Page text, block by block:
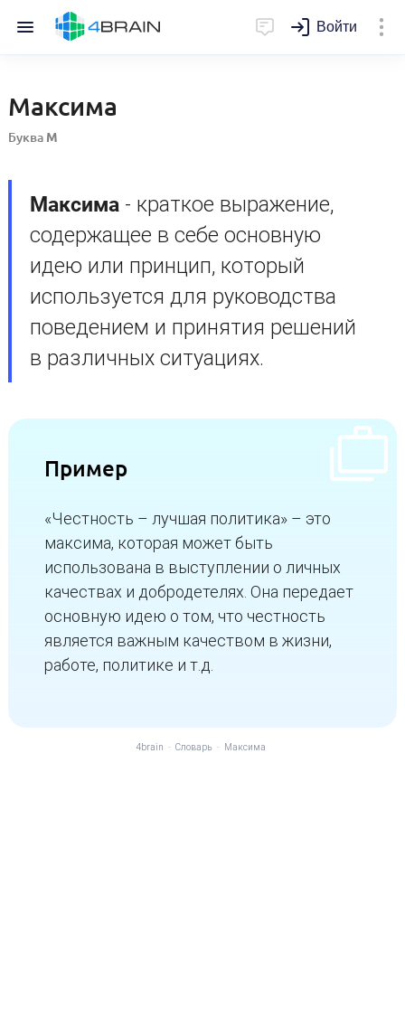
Войти
Максима
Буква М
Максима- краткое выражение,
содержащее в себе основную
идею или принцип, который
используется для руководства
поведением и принятия решений
в различных ситуациях.
Пример
«Честность – лучшая политика» – это
максима, которая может быть
использована в выступлении о личных
качествах и добродетелях. Она передает
основную идею о том, что честность
является важным качеством в жизни,
работе, политике и т.д.
4brain - Словарь - Максима